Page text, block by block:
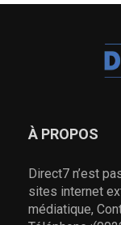
À PROPOS
Direct7 n’est
sites internet
médiatique,